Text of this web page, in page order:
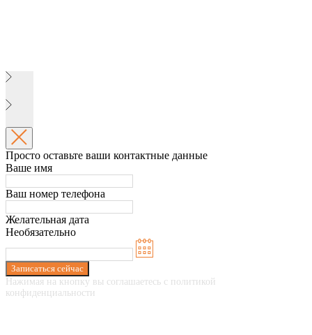
Просто оставьте ваши контактные данные
Ваше имя
Ваш номер телефона
Желательная дата
Необязательно
Записаться сейчас
Нажимая на кнопку вы соглашаетесь с политикой
конфиденциальности